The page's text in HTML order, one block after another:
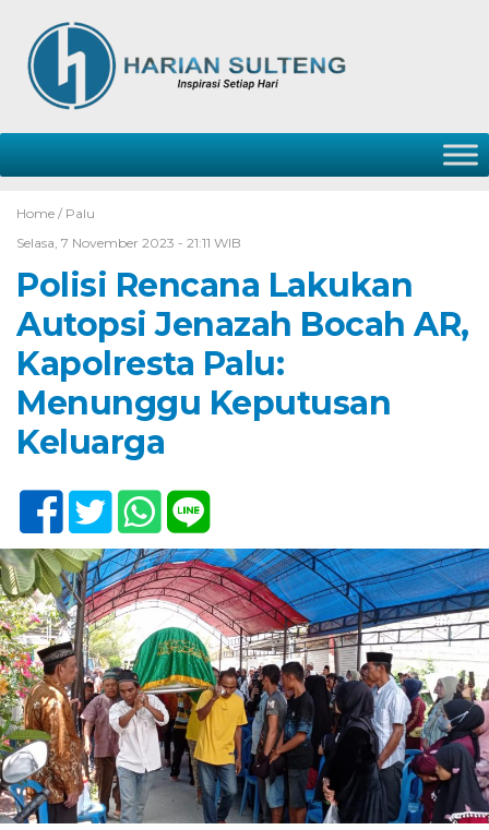
Home / Palu
Selasa, 7 November 2023 - 21:11 WIB
Polisi Rencana Lakukan
Autopsi Jenazah Bocah AR,
Kapolresta Palu:
Menunggu Keputusan
Keluarga